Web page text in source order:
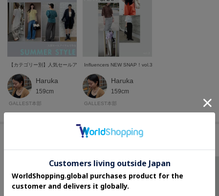
【カテゴリー別】人気セールアイテムで作る、夏の旬顔コーデ
Haruka
159cm
GALLEST本部
Influencers NEW SNAP！vol.3
Haruka
159cm
GALLEST本部